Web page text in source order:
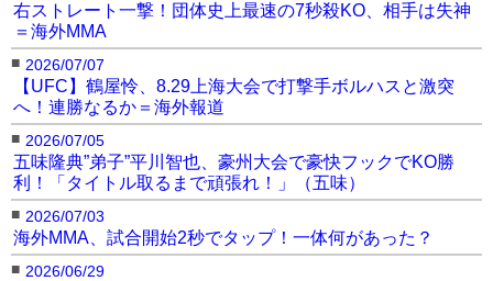
右ストレート一撃！団体史上最速の7秒殺KO、相手は失神
＝海外MMA
■ 2026/07/07
【UFC】鶴屋怜、8.29上海大会で打撃手ボルハスと激突
へ！連勝なるか＝海外報道
■ 2026/07/05
五味隆典”弟子”平川智也、豪州大会で豪快フックでKO勝
利！「タイトル取るまで頑張れ！」（五味）
■ 2026/07/03
海外MMA、試合開始2秒でタップ！一体何があった？
■ 2026/06/29